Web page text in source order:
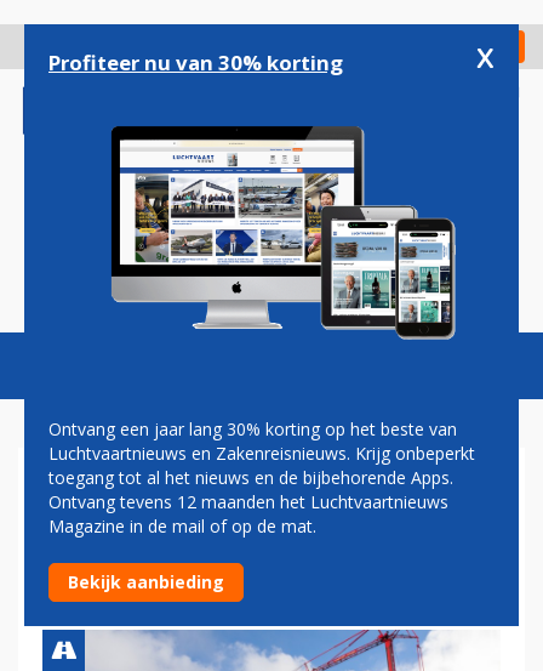
gaan
Check in
Magazine Podcasts Vacatures
SCHIPHOL BOUWT
DOORLAATPOST VAN
SLOOPMATERIAAL
Profiteer nu van 30% korting x
Ontvang een jaar lang 30% korting op het beste van
Luchtvaartnieuws en Zakenreisnieuws. Krijg onbeperkt
toegang tot al het nieuws en de bijbehorende Apps.
Ontvang tevens 12 maanden het Luchtvaartnieuws
Magazine in de mail of op de mat.
Bekijk aanbieding